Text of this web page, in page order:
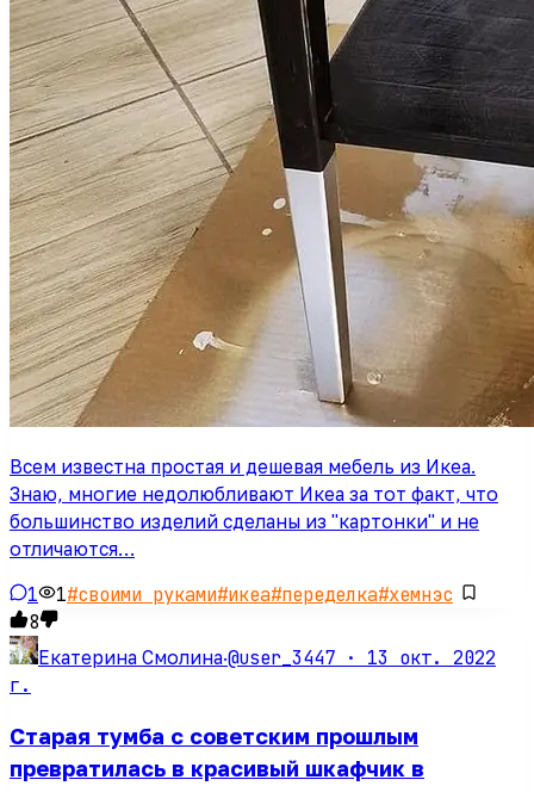
Всем известна простая и дешевая мебель из Икеа.
Знаю, многие недолюбливают Икеа за тот факт, что
большинство изделий сделаны из "картонки" и не
отличаются…
1 1#своими руками#икеа#переделка#хемнэс
8
Екатерина Смолина·@user_3447 · 13 окт. 2022
г.
Старая тумба с советским прошлым
превратилась в красивый шкафчик в